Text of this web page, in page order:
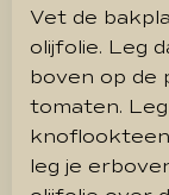
Vet de
olijfolie. Leg
boven op de
tomaten.
leg je